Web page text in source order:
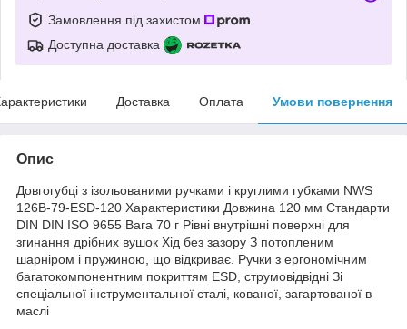
Замовлення під захистом
Доступна доставка
Доставка Оплата Умови повернення
Опис
Довгогубці з ізольованими ручками і круглими губками NWS
126B-79-ESD-120 Характеристики Довжина 120 мм Стандарти
DIN DIN ISO 9655 Вага 70 г Рівні внутрішні поверхні для
згинання дрібних вушок Хід без зазору З потопленим
шарніром і пружиною, що відкриває. Ручки з ергономічним
багатокомпонентним покриттям ESD, струмовідвідні Зі
спеціальної інструментальної сталі, кованої, загартованої в
маслі